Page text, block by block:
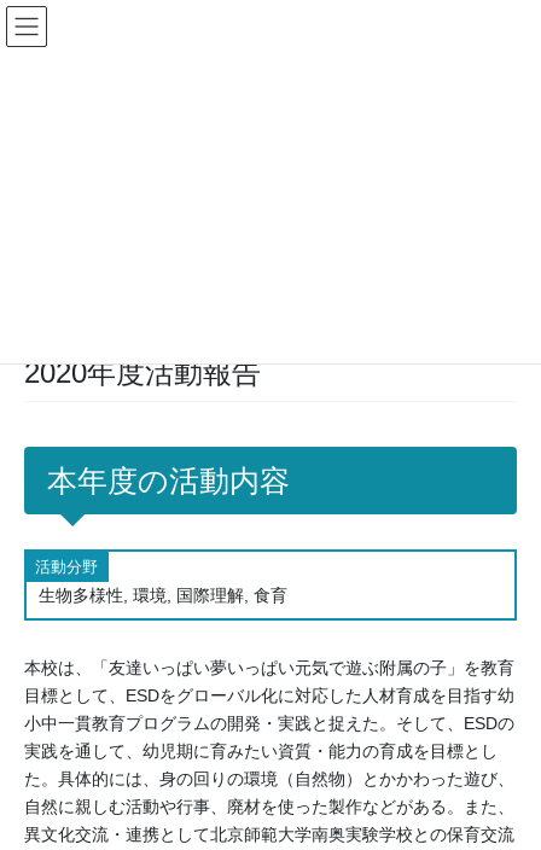
コ
ン
ナ
ビ
2020年度活動報告
本年度の活動内容
活動分野
生物多様性, 環境, 国際理解, 食育
本校は、「友達いっぱい夢いっぱい元気で遊ぶ附属の子」を教育
目標として、ESDをグローバル化に対応した人材育成を目指す幼
小中一貫教育プログラムの開発・実践と捉えた。そして、ESDの
実践を通して、幼児期に育みたい資質・能力の育成を目標とし
た。具体的には、身の回りの環境（自然物）とかかわった遊び、
自然に親しむ活動や行事、廃材を使った製作などがある。また、
異文化交流・連携として北京師範大学南奥実験学校との保育交流